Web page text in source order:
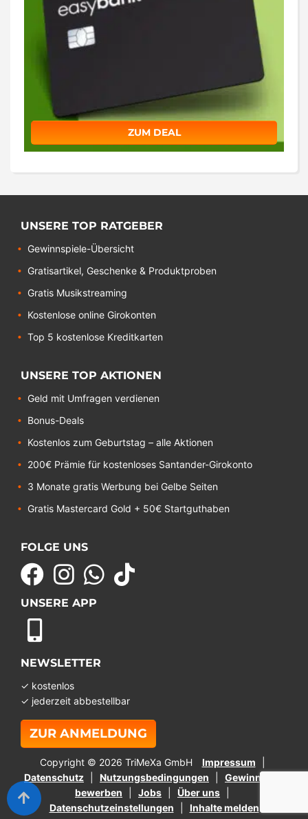
ZUM DEAL
UNSERE TOP RATGEBER
Gewinnspiele-Übersicht
Gratisartikel, Geschenke & Produktproben
Gratis Musikstreaming
Kostenlose online Girokonten
Top 5 kostenlose Kreditkarten
UNSERE TOP AKTIONEN
Geld mit Umfragen verdienen
Bonus-Deals
Kostenlos zum Geburtstag – alle Aktionen
200€ Prämie für kostenloses Santander-Girokonto
3 Monate gratis Werbung bei Gelbe Seiten
Gratis Mastercard Gold + 50€ Startguthaben
FOLGE UNS
UNSERE APP
NEWSLETTER
✓ kostenlos
✓ jederzeit abbestellbar
ZUR ANMELDUNG
Copyright © 2026 TriMeXa GmbH
Impressum
Datenschutz
Nutzungsbedingungen
Gewinnspiel
bewerben
Jobs
Über uns
Datenschutzeinstellungen
Inhalte melden